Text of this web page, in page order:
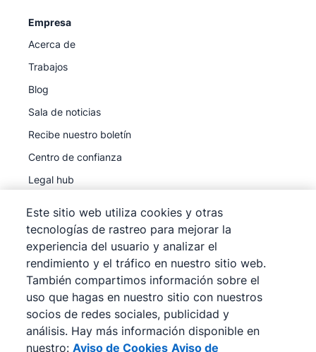
Empresa
Acerca de
Trabajos
Blog
Sala de noticias
Recibe nuestro boletín
Centro de confianza
Legal hub
©2026Pipedrive
Pipedrive
Términos de servicio
Pipedrive
Aviso de privacidad
Este sitio web utiliza cookies y otras
tecnologías de rastreo para mejorar la
experiencia del usuario y analizar el
rendimiento y el tráfico en nuestro sitio web.
También compartimos información sobre el
uso que hagas en nuestro sitio con nuestros
socios de redes sociales, publicidad y
análisis. Hay más información disponible en
nuestro: Aviso de Cookies Aviso de